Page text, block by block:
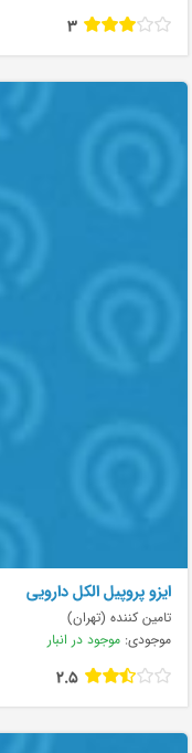
3
ایزو پروپیل الکل دارویی
تامین کننده (تهران)
موجودی: موجود در انبار
2.5